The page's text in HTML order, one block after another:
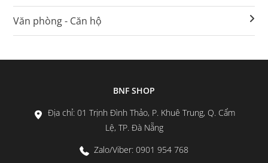
Văn phòng - Căn hộ
BNF SHOP
Địa chỉ: 01 Trịnh Đình Thảo, P. Khuê Trung, Q. Cẩm
Lệ, TP. Đà Nẵng
Zalo/Viber: 0901 954 768